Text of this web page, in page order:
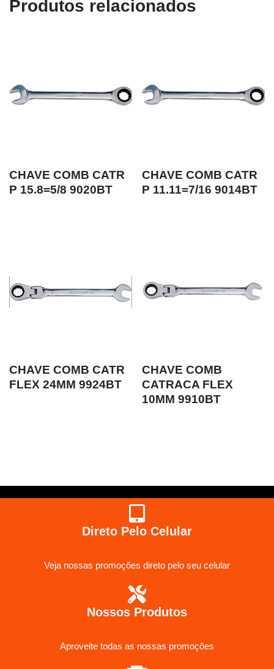
Produtos relacionados
CHAVE COMB CATR
P 15.8=5/8 9020BT
CHAVE COMB CATR
P 11.11=7/16 9014BT
CHAVE COMB CATR
FLEX 24MM 9924BT
CHAVE COMB
CATRACA FLEX
10MM 9910BT
Direto Pelo Celular
Veja nossas promoções direto pelo seu celular
Nossos Produtos
Aproveite todas as nossas promoções